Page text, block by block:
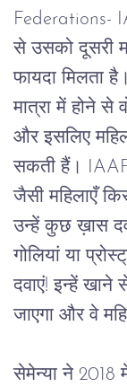
Federations-
से उसको दूसरी
फायदा मिलता है।
मात्रा में होने से
और इसलिए
सकती हैं।
जैसी महिलाएँ
उन्हें कुछ ख़ास
गोलियां या
दवाएं! इन्हें खाने
जाएगा और वे
सेमेन्या ने 2018